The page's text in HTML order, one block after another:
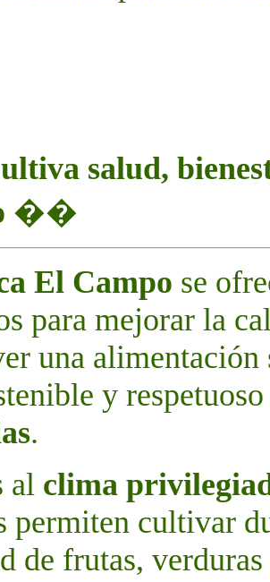
salud,
��
El Campo se
para mejorar la
una
y
.
al clima
permiten cultivar
de frutas,